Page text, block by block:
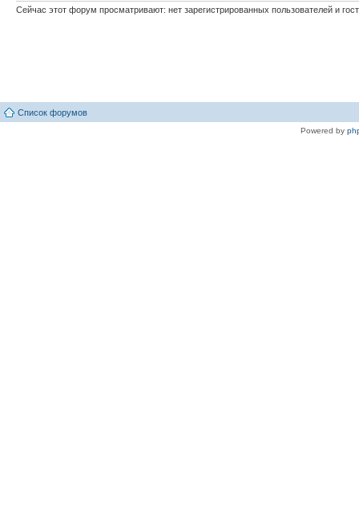
Сейчас этот форум просматривают: нет зарегистрированных пользователей и
Список форумов
Powered by